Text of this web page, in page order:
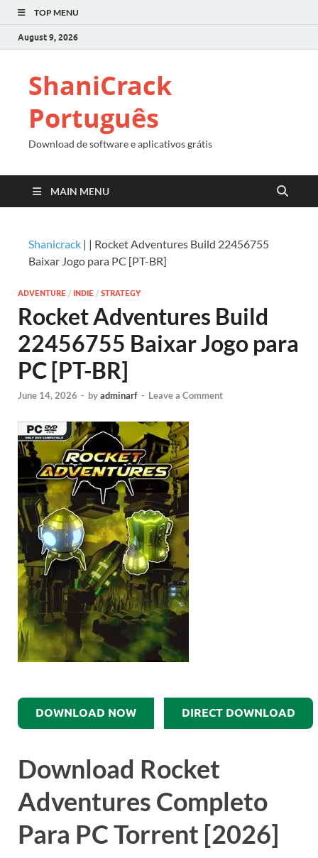
TOP MENU
August 9, 2026
ShaniCrack
Português
Download de software e aplicativos grátis
MAIN MENU
Shanicrack | | Rocket Adventures Build 22456755
Baixar Jogo para PC [PT-BR]
ADVENTURE / INDIE / STRATEGY
Rocket Adventures Build
22456755 Baixar Jogo para
PC [PT-BR]
June 14, 2026 - byadminarf - Leave a Comment
DOWNLOAD NOW DIRECT DOWNLOAD
Download Rocket
Adventures Completo
Para PC Torrent [2026]